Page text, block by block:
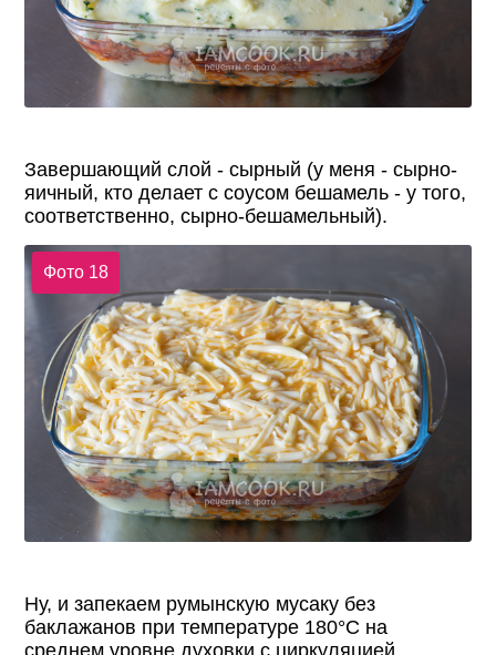
Завершающий слой - сырный (у меня - сырно-
яичный, кто делает с соусом бешамель - у того,
соответственно, сырно-бешамельный).
Фото 18
Ну, и запекаем румынскую мусаку без
баклажанов при температуре 180°С на
среднем уровне духовки с циркуляцией